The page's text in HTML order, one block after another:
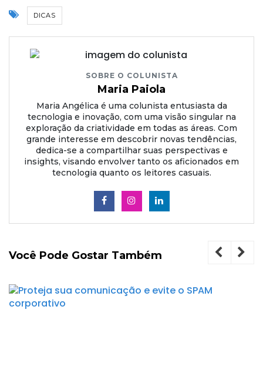
DICAS
SOBRE O COLUNISTA
Maria Paiola
Maria Angélica é uma colunista entusiasta da
tecnologia e inovação, com uma visão singular na
exploração da criatividade em todas as áreas. Com
grande interesse em descobrir novas tendências,
dedica-se a compartilhar suas perspectivas e
insights, visando envolver tanto os aficionados em
tecnologia quanto os leitores casuais.
Você Pode Gostar Também